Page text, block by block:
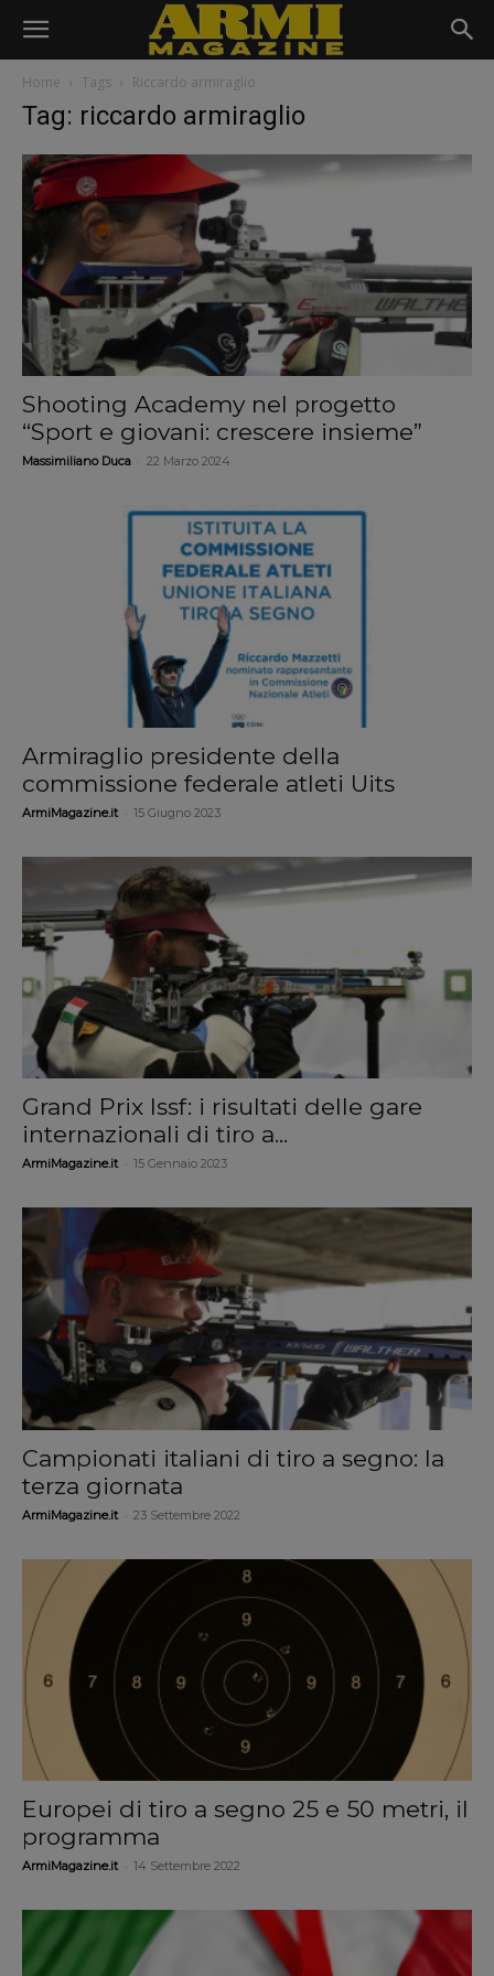
Home Tags Riccardo armiraglio
Tag: riccardo armiraglio
Shooting Academy nel progetto
“Sport e giovani: crescere insieme”
Massimiliano Duca 22 Marzo 2024
Armiraglio presidente della
commissione federale atleti Uits
ArmiMagazine.it 15 Giugno 2023
Grand Prix Issf: i risultati delle gare
internazionali di tiro a...
ArmiMagazine.it 15 Gennaio 2023
Campionati italiani di tiro a segno: la
terza giornata
ArmiMagazine.it 23 Settembre 2022
Europei di tiro a segno 25 e 50 metri, il
programma
ArmiMagazine.it 14 Settembre 2022